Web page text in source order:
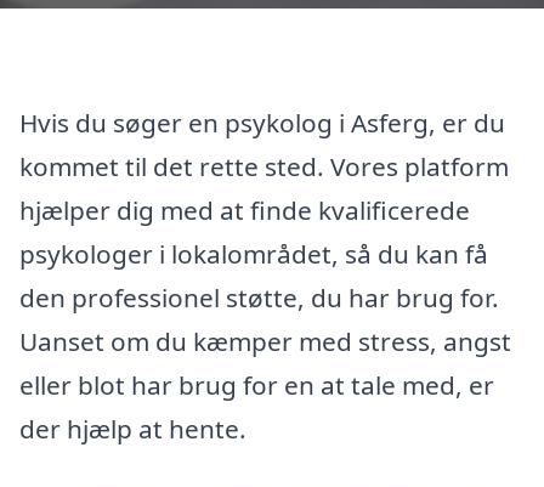
Hvis du søger en psykolog i Asferg, er du
kommet til det rette sted. Vores platform
hjælper dig med at finde kvalificerede
psykologer i lokalområdet, så du kan få
den professionel støtte, du har brug for.
Uanset om du kæmper med stress, angst
eller blot har brug for en at tale med, er
der hjælp at hente.